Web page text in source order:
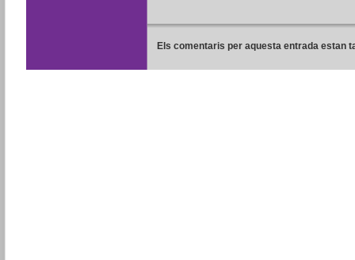
Els comentaris per aquesta entrada estan